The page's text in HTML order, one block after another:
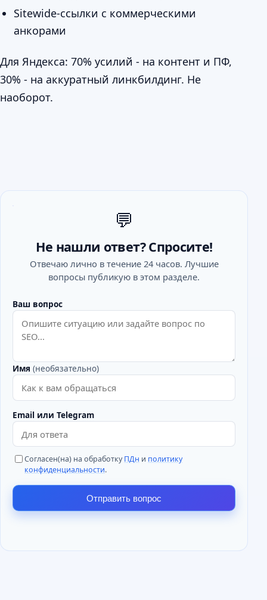
Sitewide-ссылки с коммерческими
анкорами
Для Яндекса: 70% усилий - на контент и ПФ,
30% - на аккуратный линкбилдинг. Не
наоборот.
💬
Не нашли ответ? Спросите!
Отвечаю лично в течение 24 часов. Лучшие
вопросы публикую в этом разделе.
Ваш вопрос
Имя (необязательно)
Email или Telegram
Согласен(на) на обработкуПДн и политику
конфиденциальности.
Отправить вопрос